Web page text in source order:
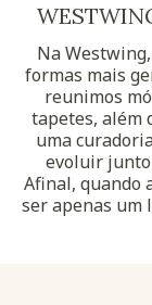
Na
formas mais
reunimos
tapetes, além
uma
evoluir junto
Afinal, quando
ser apenas um